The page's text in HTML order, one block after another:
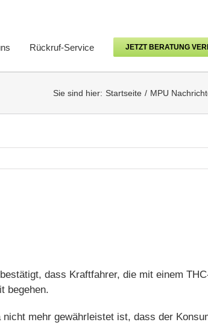
Rückruf-Service JETZT BERATUNG
Sie sind hier: Startseite MPU
dass Kraftfahrer, die mit einem
begehen.
mehr gewährleistet ist, dass der